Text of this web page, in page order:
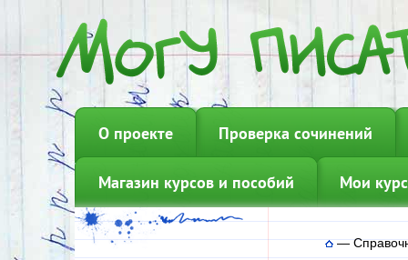
О проекте Проверка сочинений
Магазин курсов и пособий Мои
—